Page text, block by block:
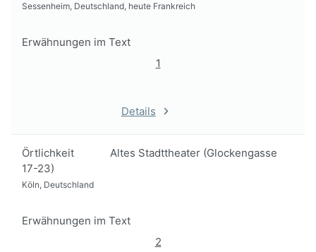
Sessenheim, Deutschland, heute Frankreich
Erwähnungen im Text
1
Details
Örtlichkeit
Altes Stadttheater (Glockengasse
17-23)
Köln, Deutschland
Erwähnungen im Text
2